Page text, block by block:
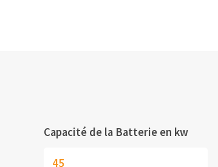
Capacité de la Batterie en kw